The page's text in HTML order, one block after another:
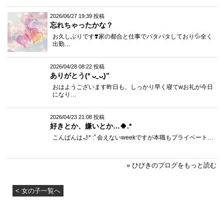
2026/06/27 19:39 投稿
忘れちゃったかな？
お久しぶりです❣️家の都合と仕事でバタバタしており💦全く
出勤…
2026/04/28 08:22 投稿
ありがとう(* ᴗ͈ˬᴗ͈)”
おはようございます昨日も、しっかり早く寝てwお礼が今日
になり…
2026/04/23 21:08 投稿
好きとか、嫌いとか…🍀.*
こんばんは🌙* :ﾟ会えないweekですが本職もプライベート…
» ひびきのブログをもっと読む
< 女の子一覧へ